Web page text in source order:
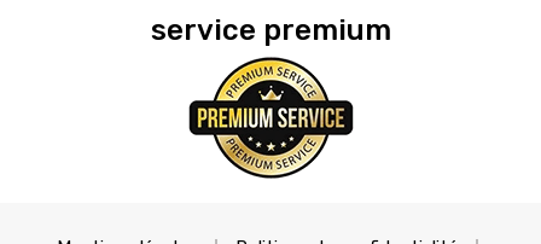
service premium